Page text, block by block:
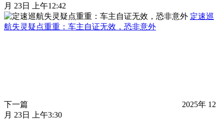
月 23日 上午12:42
定速巡
航失灵疑点重重：车主自证无效，恐非意外
下一篇
2025年 12
月 23日 上午3:30